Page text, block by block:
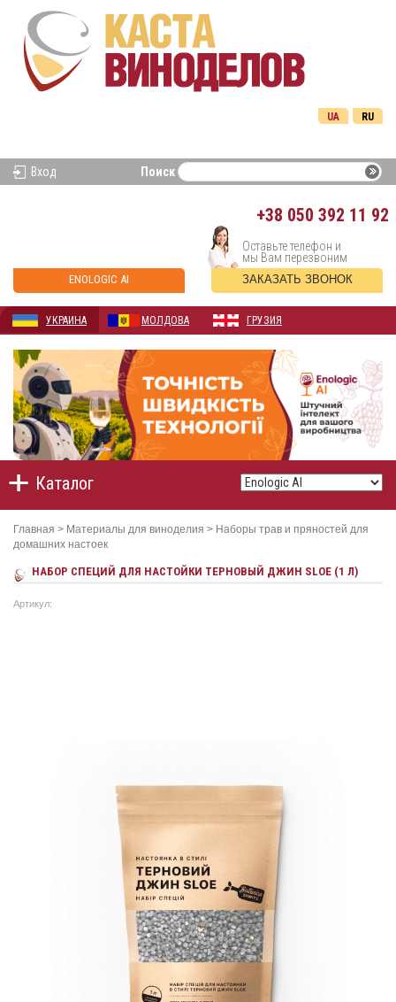
RU
UA
Вход Поиск
+38 050 392 11 92
ENOLOGIC AI
Оставьте телефон и
мы Вам перезвоним
ЗАКАЗАТЬ ЗВОНОК
УКРАИНА МОЛДОВА ГРУЗИЯ
Каталог
Главная > Материалы для виноделия > Наборы трав и пряностей для
домашних настоек
НАБОР СПЕЦИЙ ДЛЯ НАСТОЙКИ ТЕРНОВЫЙ ДЖИН SLOE (1 Л)
Артикул: